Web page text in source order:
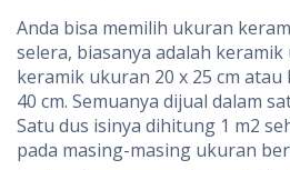
Anda bisa memilih ukuran
selera, biasanya adalah keramik
keramik ukuran 20 x 25 cm
40 cm. Semuanya dijual dalam
Satu dus isinya dihitung 1 m2
pada masing-masing ukuran